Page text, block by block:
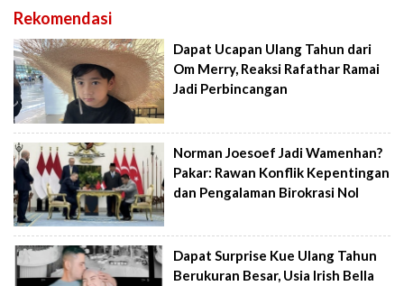
Rekomendasi
Dapat Ucapan Ulang Tahun dari
Om Merry, Reaksi Rafathar Ramai
Jadi Perbincangan
Norman Joesoef Jadi Wamenhan?
Pakar: Rawan Konflik Kepentingan
dan Pengalaman Birokrasi Nol
Dapat Surprise Kue Ulang Tahun
Berukuran Besar, Usia Irish Bella